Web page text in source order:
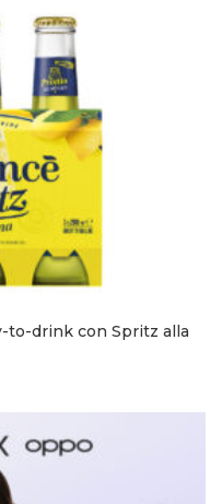
to-drink con Spritz alla